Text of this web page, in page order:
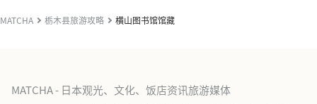
MATCHA 栃木县旅游攻略 横山图书馆馆藏
MATCHA - 日本观光、文化、饭店资讯旅游媒体